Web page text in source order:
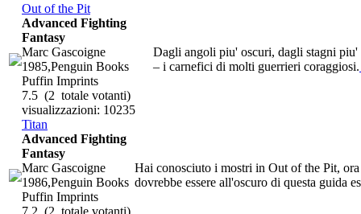
Out of the Pit
Dagli angoli piu' oscuri, dagli stagni
– i carnefici di molti guerrieri coraggiosi.
Advanced Fighting
Fantasy
Marc Gascoigne
1985,Penguin Books
Puffin Imprints
7.5 (2 totale votanti)
visualizzazioni: 10235
Titan
Hai conosciuto i mostri in Out of the Pit,
dovrebbe essere all'oscuro di questa guida
Advanced Fighting
Fantasy
Marc Gascoigne
1986,Penguin Books
Puffin Imprints
7.2 (2 totale votanti)